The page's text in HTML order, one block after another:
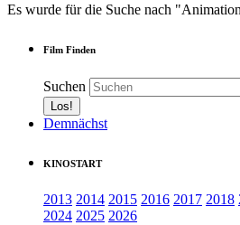
Es wurde für die Suche nach
Film Finden
Suchen
Demnächst
KINOSTART
2013 2014 2015 2016 2017 2018
2024 2025 2026